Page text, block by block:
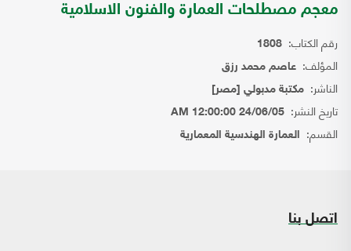
معجم مصطلحات العمارة والفنون الاسلامية
رقم الكتاب: 1808
المؤلف: عاصم محمد رزق
الناشر: مكتبة مدبولي [مصر]
تاريخ النشر: 24/06/05 12:00:00 AM
القسم: العمارة الهندسية المعمارية
اتصل بنا